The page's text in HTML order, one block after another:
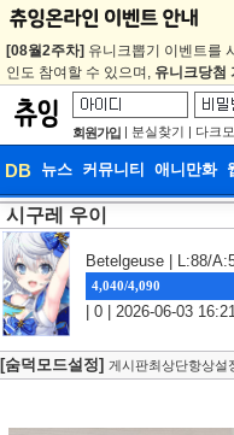
[08월2주차] 유니크뽑기 이벤트를
인도 참여할 수 있으며, 유니크당첨
회원가입 | 분실찾기 | 다크
DB 뉴스 커뮤니티 애니만화
DB
웹툰 이미지
시구레 우이
Betelgeuse | L:88/
4,040/4,090
| 0 | 2026-06-03
[숨덕모드설정] 게시판최상단항상설